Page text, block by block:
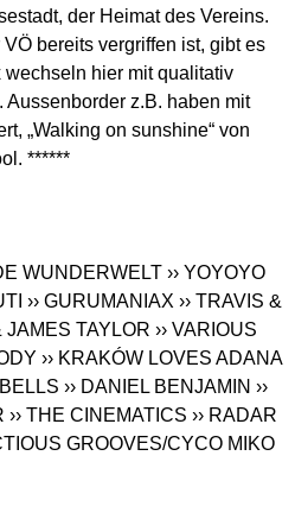
der Heimat des Vereins.
bereits vergriffen ist, gibt es
wechseln hier mit qualitativ
z.B. haben mit
„Walking on sunshine“ von
******
WUNDERWELT ›› YOYOYO
›› GURUMANIAX ›› TRAVIS &
JAMES TAYLOR ›› VARIOUS
›› KRAKÓW LOVES ADANA
›› DANIEL BENJAMIN ››
›› THE CINEMATICS ›› RADAR
GROOVES/CYCO MIKO